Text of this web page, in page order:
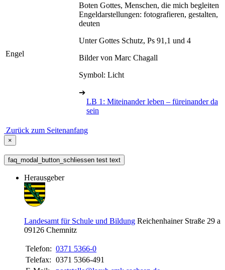
Engel
Boten Gottes, Menschen, die mich begleiten
Engeldarstellungen: fotografieren, gestalten,
deuten
Unter Gottes Schutz, Ps 91,1 und 4
Bilder von Marc Chagall
Symbol: Licht
➔
LB 1: Miteinander leben – füreinander da
sein
Zurück zum Seitenanfang
×
faq_modal_button_schliessen test text
Herausgeber
Landesamt für Schule und Bildung Reichenhainer Straße 29 a
09126 Chemnitz
Telefon: 0371 5366-0
Telefax: 0371 5366-491